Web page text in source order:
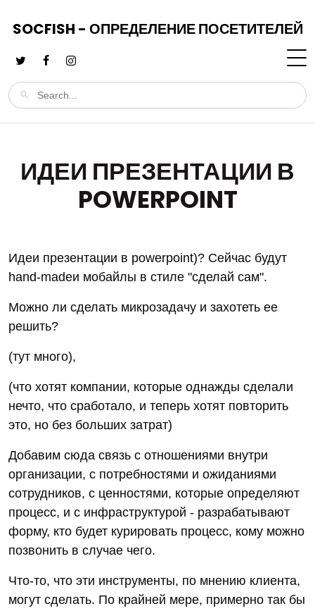
SOCFISH - ОПРЕДЕЛЕНИЕ ПОСЕТИТЕЛЕЙ
ИДЕИ ПРЕЗЕНТАЦИИ В
POWERPOINT
Идеи презентации в powerpoint)? Сейчас будут
hand-madeи мобайлы в стиле "сделай сам".
Можно ли сделать микрозадачу и захотеть ее
решить?
(тут много),
(что хотят компании, которые однажды сделали
нечто, что сработало, и теперь хотят повторить
это, но без больших затрат)
Добавим сюда связь с отношениями внутри
организации, с потребностями и ожиданиями
сотрудников, с ценностями, которые определяют
процесс, и с инфраструктурой - разрабатывают
форму, кто будет курировать процесс, кому можно
позвонить в случае чего.
Что-то, что эти инструменты, по мнению клиента,
могут сделать. По крайней мере, примерно так бы